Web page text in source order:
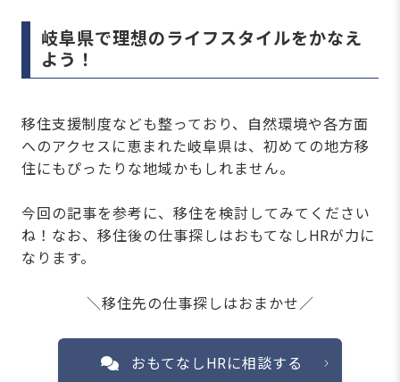
岐阜県で理想のライフスタイルをかなえ
よう！
移住支援制度なども整っており、自然環境や各方面
へのアクセスに恵まれた岐阜県は、初めての地方移
住にもぴったりな地域かもしれません。
今回の記事を参考に、移住を検討してみてください
ね！なお、移住後の仕事探しはおもてなしHRが力に
なります。
＼移住先の仕事探しはおまかせ／
おもてなしHRに相談する